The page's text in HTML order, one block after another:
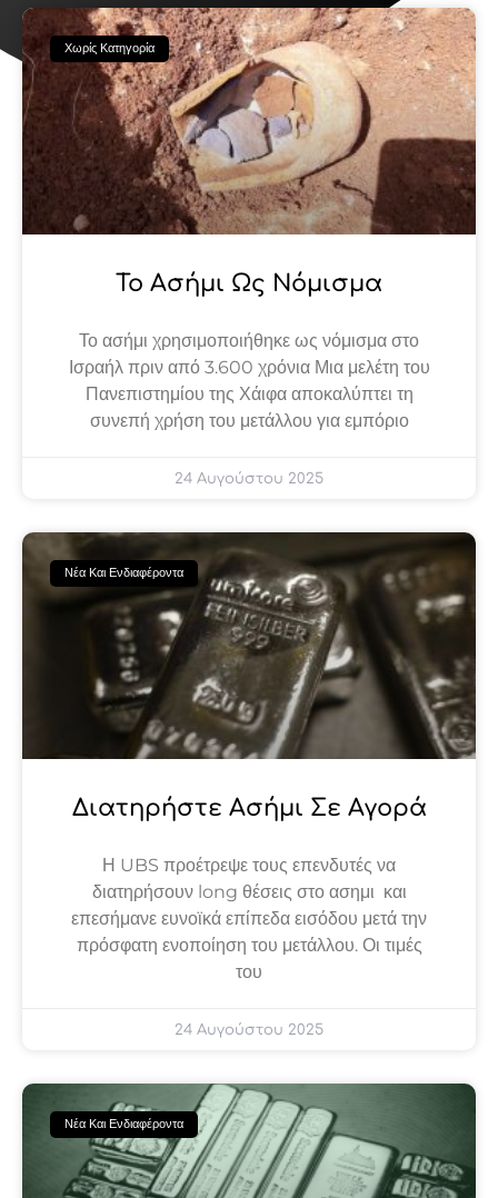
Χωρίς Κατηγορία
Το Ασήμι Ως Νόμισμα
Το ασήμι χρησιμοποιήθηκε ως νόμισμα στο
Ισραήλ πριν από 3.600 χρόνια Μια μελέτη του
Πανεπιστημίου της Χάιφα αποκαλύπτει τη
συνεπή χρήση του μετάλλου για εμπόριο
24 Αυγούστου 2025
Νέα Και Ενδιαφέροντα
Διατηρήστε Ασήμι Σε Αγορά
Η UBS προέτρεψε τους επενδυτές να
διατηρήσουν long θέσεις στο ασημι και
επεσήμανε ευνοϊκά επίπεδα εισόδου μετά την
πρόσφατη ενοποίηση του μετάλλου. Οι τιμές
του
24 Αυγούστου 2025
Νέα Και Ενδιαφέροντα
Page
PagePagePagePage